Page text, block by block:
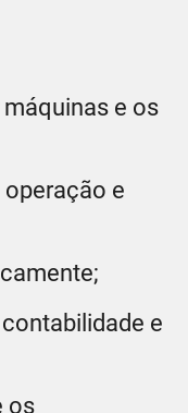
e os
operação e
e
os